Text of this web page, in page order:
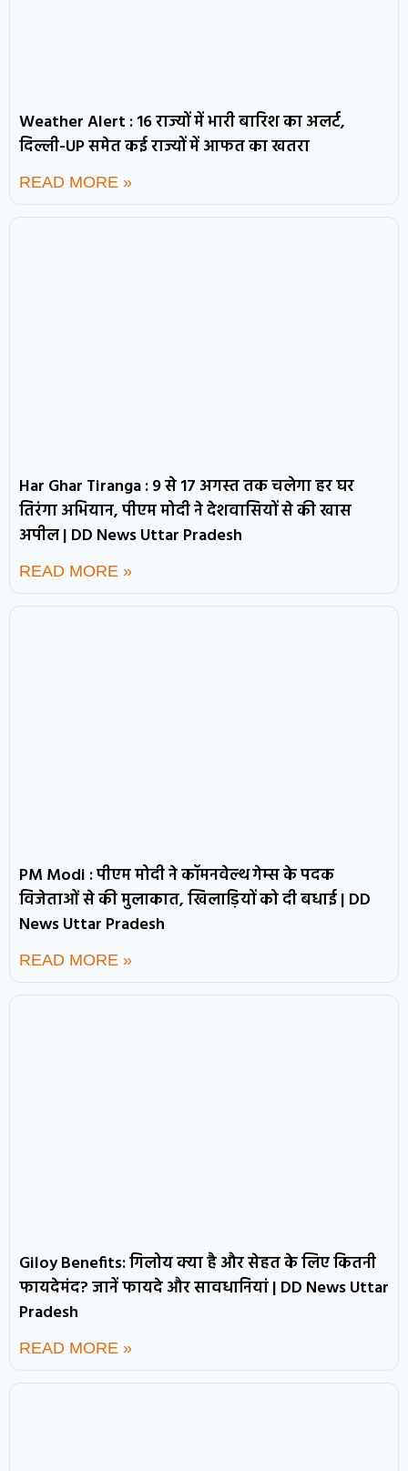
Weather Alert : 16 राज्यों में भारी बारिश का अलर्ट,
दिल्ली-UP समेत कई राज्यों में आफत का खतरा
READ MORE »
Har Ghar Tiranga : 9 से 17 अगस्त तक चलेगा हर घर
तिरंगा अभियान, पीएम मोदी ने देशवासियों से की खास
अपील | DD News Uttar Pradesh
READ MORE »
PM Modi : पीएम मोदी ने कॉमनवेल्थ गेम्स के पदक
विजेताओं से की मुलाकात, खिलाड़ियों को दी बधाई | DD
News Uttar Pradesh
READ MORE »
Giloy Benefits: गिलोय क्या है और सेहत के लिए कितनी
फायदेमंद? जानें फायदे और सावधानियां | DD News Uttar
Pradesh
READ MORE »